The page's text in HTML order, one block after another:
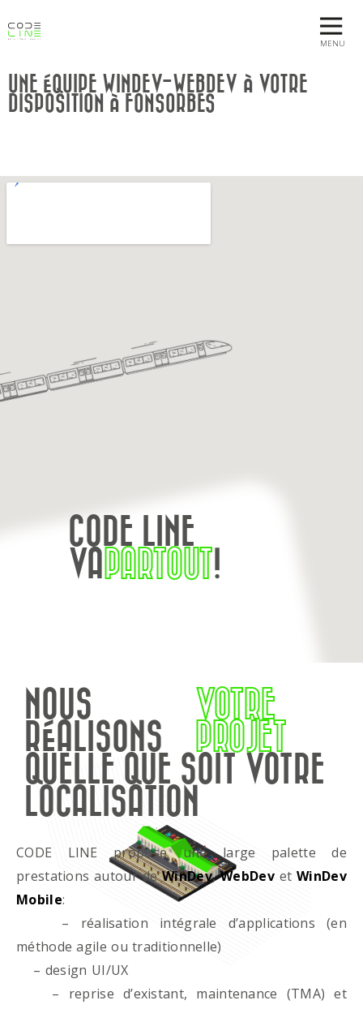
MENU
UNE ÉQUIPE WINDEV-WEBDEV À VOTRE
DISPOSITION À FONSORBES
CODE LINE
VAPARTOUT!
NOUS
RÉALISONS
VOTRE
PROJET
QUELLE QUE SOIT VOTRE
LOCALISATION
CODE LINE propose une large palette de
prestations autour deWinDev,WebDevet WinDev
Mobile:
– réalisation intégrale d’applications (en
méthode agile ou traditionnelle)
– design UI/UX
– reprise d’existant, maintenance (TMA) et